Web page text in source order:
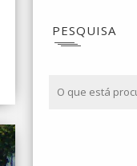
PESQUISA